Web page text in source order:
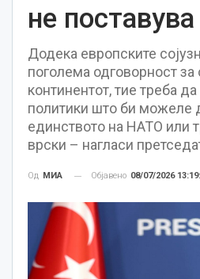
не
Додека европските
поголема одговорност за
континентот, тие треба
политики што би можеле
единството на НАТО или
врски – нагласи
Од МИА Објавено 08/07/2026